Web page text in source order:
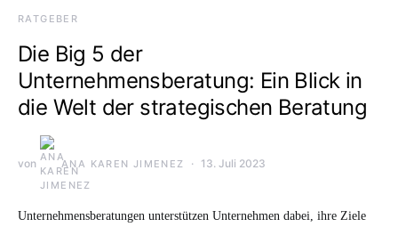
RATGEBER
Die Big 5 der
Unternehmensberatung: Ein Blick in
die Welt der strategischen Beratung
von ANA KAREN JIMENEZ 13. Juli 2023
Unternehmensberatungen unterstützen Unternehmen dabei, ihre Ziele